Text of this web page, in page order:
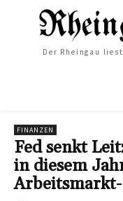
Der Rheingau
FINANZEN
Fed senkt
in diesem